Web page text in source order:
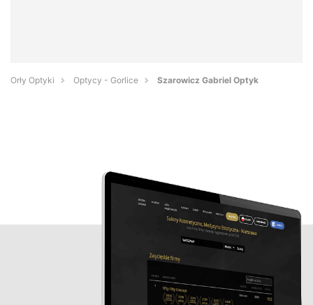
Orły Optyki Optycy - Gorlice Szarowicz Gabriel Optyk